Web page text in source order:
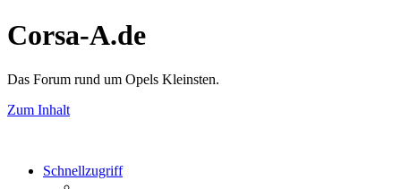
Corsa-A.de
Das Forum rund um Opels Kleinsten.
Zum Inhalt
Schnellzugriff